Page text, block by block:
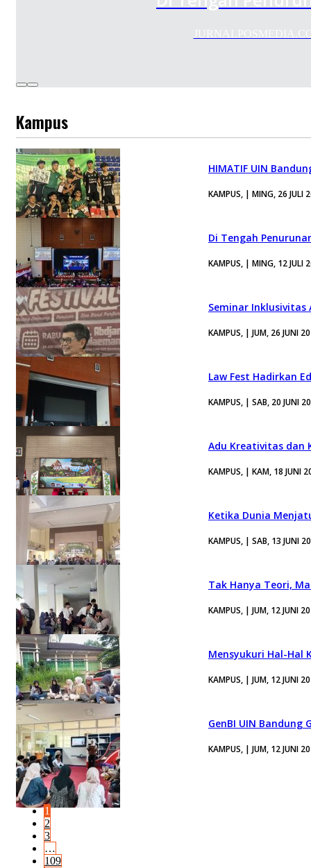
Kampus
HIMATIF UIN
KAMPUS, | MING, 26 JULI
Di Tengah
KAMPUS, | MING, 12 JULI
Seminar Inklusivitas
KAMPUS, | JUM, 26 JUNI
Law Fest Hadirkan
KAMPUS, | SAB, 20 JUNI
Adu Kreativitas dan
KAMPUS, | KAM, 18 JUNI
Ketika Dunia
KAMPUS, | SAB, 13 JUNI
Tak Hanya Teori,
KAMPUS, | JUM, 12 JUNI
Mensyukuri Hal-Hal
KAMPUS, | JUM, 12 JUNI
GenBI UIN Bandung
KAMPUS, | JUM, 12 JUNI
1
2
3
…
109